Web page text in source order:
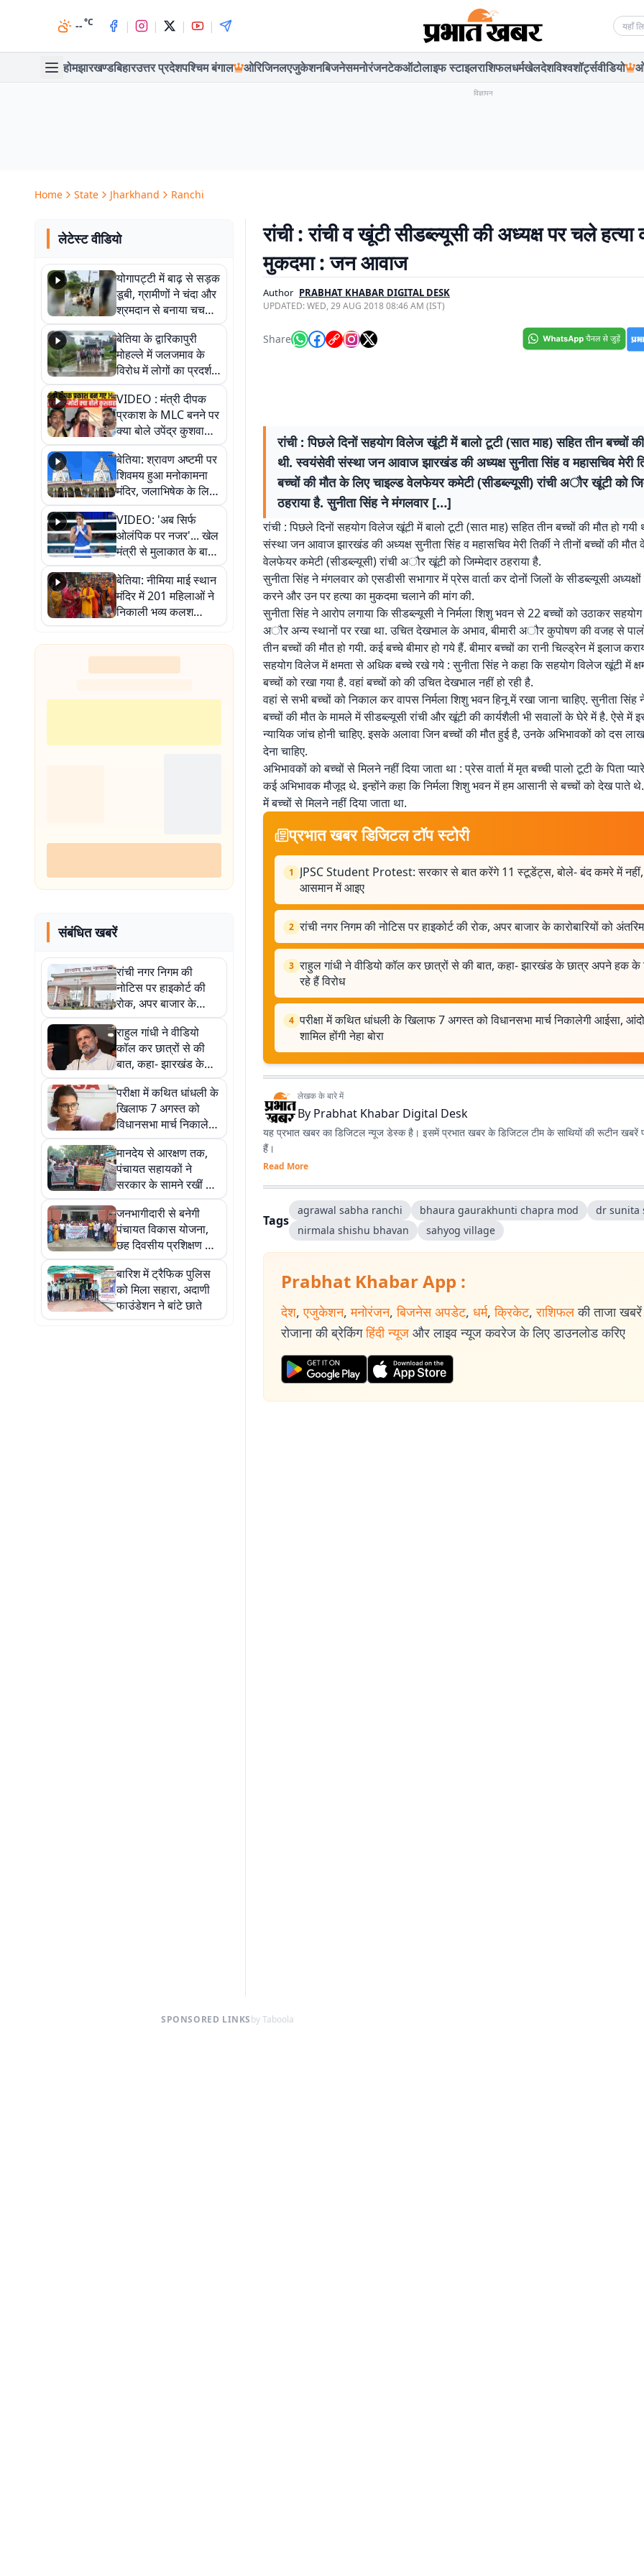
--°C | | | |
होमझारखण्डबिहारउत्तर प्रदेशपश्चिम बंगाल ओरिजिनलएजुकेशनबिजनेसमनोरंजनटेकऑटोलाइफ स्टाइलराशिफलधर्मखेलदेशविश्वशॉर्ट्सवीडियो
विज्ञापन
Home State Jharkhand Ranchi
लेटेस्ट वीडियो
योगापट्टी में बाढ़ से सड़क
डूबी, ग्रामीणों ने चंदा और
श्रमदान से बनाया चचरी
पुल
बेतिया के द्वारिकापुरी
मोहल्ले में जलजमाव के
विरोध में लोगों का प्रदर्शन,
स्थायी समाधान की मांग
VIDEO : मंत्री दीपक
प्रकाश के MLC बनने पर
क्या बोले उपेंद्र कुशवाहा,
सुनिए
बेतिया: श्रावण अष्टमी पर
शिवमय हुआ मनोकामना
मंदिर, जलाभिषेक के लिए
लगी लंबी कतारें
VIDEO: 'अब सिर्फ
ओलंपिक पर नजर'... खेल
मंत्री से मुलाकात के बाद
जैसमीन लंबोरिया का बड़ा
बयान
बेतिया: नीमिया माई स्थान
मंदिर में 201 महिलाओं ने
निकाली भव्य कलश
शोभायात्रा, शिवलिंग
प्राण-प्रतिष्ठा महोत्सव
शुरू
संबंधित खबरें
रांची नगर निगम की
नोटिस पर हाइकोर्ट की
रोक, अपर बाजार के
कारोबारियों को अंतरिम
राहत
राहुल गांधी ने वीडियो
कॉल कर छात्रों से की
बात, कहा- झारखंड के
छात्र अपने हक के लिए
कर रहे हैं विरोध
परीक्षा में कथित धांधली के
खिलाफ 7 अगस्त को
विधानसभा मार्च निकालेगी
आईसा, आंदोलन में शामिल
होंगी नेहा बोरा
मानदेय से आरक्षण तक,
पंचायत सहायकों ने
सरकार के सामने रखीं 8
बड़ी मांगें
जनभागीदारी से बनेगी
पंचायत विकास योजना,
छह दिवसीय प्रशिक्षण का
समापन
बारिश में ट्रैफिक पुलिस
को मिला सहारा, अदाणी
फाउंडेशन ने बांटे छाते
रांची : रांची व खूंटी सीडब्ल्यूसी की अध्यक्ष पर चले हत्या
मुकदमा : जन आवाज
Author PRABHAT KHABAR DIGITAL DESK
UPDATED:WED, 29 AUG 2018 08:46 AM (IST)
Share
रांची : पिछले दिनों सहयोग विलेज खूंटी में बालो टूटी (सात माह) सहित तीन बच्चों
थी. स्वयंसेवी संस्था जन आवाज झारखंड की अध्यक्ष सुनीता सिंह व महासचिव मेरी
बच्चों की मौत के लिए चाइल्ड वेलफेयर कमेटी (सीडब्ल्यूसी) रांची अौर खूंटी को
ठहराया है. सुनीता सिंह ने मंगलवार […]
रांची : पिछले दिनों सहयोग विलेज खूंटी में बालो टूटी (सात माह) सहित तीन बच्चों की मौत हो गयी
संस्था जन आवाज झारखंड की अध्यक्ष सुनीता सिंह व महासचिव मेरी तिर्की ने तीनों बच्चों की मौत
वेलफेयर कमेटी (सीडब्ल्यूसी) रांची अौर खूंटी को जिम्मेदार ठहराया है.
सुनीता सिंह ने मंगलवार को एसडीसी सभागार में प्रेस वार्ता कर दोनों जिलों के सीडब्ल्यूसी अध्यक्षों
करने और उन पर हत्या का मुकदमा चलाने की मांग की.
सुनीता सिंह ने आरोप लगाया कि सीडब्ल्यूसी ने निर्मला शिशु भवन से 22 बच्चों को उठाकर
अौर अन्य स्थानों पर रखा था. उचित देखभाल के अभाव, बीमारी अौर कुपोषण की वजह से
तीन बच्चों की मौत हो गयी. कई बच्चे बीमार हो गये हैं. बीमार बच्चों का रानी चिल्ड्रेन में इलाज
सहयोग विलेज में क्षमता से अधिक बच्चे रखे गये : सुनीता सिंह ने कहा कि सहयोग विलेज खूंटी में
बच्चों को रखा गया है. वहां बच्चों को की उचित देखभाल नहीं हो रही है.
वहां से सभी बच्चों को निकाल कर वापस निर्मला शिशु भवन हिनू में रखा जाना चाहिए. सुनीता सिंह
बच्चों की मौत के मामले में सीडब्ल्यूसी रांची और खूंटी की कार्यशैली भी सवालों के घेरे में है. ऐसे में
न्यायिक जांच होनी चाहिए. इसके अलावा जिन बच्चों की मौत हुई है, उनके अभिभावकों को दस
देना चाहिए.
अभिभावकों को बच्चों से मिलने नहीं दिया जाता था : प्रेस वार्ता में मृत बच्ची पालो टूटी के पिता
कई अभिभावक मौजूद थे. इन्होंने कहा कि निर्मला शिशु भवन में हम आसानी से बच्चों को देख पाते
में बच्चों से मिलने नहीं दिया जाता था.
प्रभात खबर डिजिटल टॉप स्टोरी
1
JPSC Student Protest: सरकार से बात करेंगे 11 स्टूडेंट्स, बोले- बंद कमरे में
आसमान में आइए
2 रांची नगर निगम की नोटिस पर हाइकोर्ट की रोक, अपर बाजार के कारोबारियों को
3 राहुल गांधी ने वीडियो कॉल कर छात्रों से की बात, कहा- झारखंड के छात्र अपने हक
रहे हैं विरोध
4 परीक्षा में कथित धांधली के खिलाफ 7 अगस्त को विधानसभा मार्च निकालेगी आईसा,
शामिल होंगी नेहा बोरा
लेखक के बारे में
By Prabhat Khabar Digital Desk
यह प्रभात खबर का डिजिटल न्यूज डेस्क है। इसमें प्रभात खबर के डिजिटल टीम के साथियों की रूटीन खबरें
हैं।
Read More
Tags
agrawal sabha ranchi bhaura gaurakhunti chapra mod
dr sunita
nirmala shishu bhavan
sahyog village
Prabhat Khabar App :
देश, एजुकेशन, मनोरंजन, बिजनेस अपडेट, धर्म, क्रिकेट, राशिफल की ताजा
रोजाना की ब्रेकिंग हिंदी न्यूज और लाइव न्यूज कवरेज के लिए डाउनलोड करिए
SPONSORED LINKSby Taboola